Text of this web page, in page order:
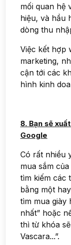
mối quan hệ
hiệu, và hầu
dòng thu
Việc kết hợp
marketing,
cận tới các
hình kinh
8. Bạn sẽ
Google
Có rất nhiều
mua sắm
tìm kiếm các
bằng một
tìm mua giày
nhất” hoặc
thì từ khóa
Vascara...”.